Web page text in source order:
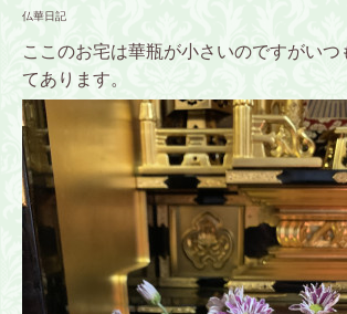
仏華日記
ここのお宅は華瓶が小さいのですがいつ
てあります。